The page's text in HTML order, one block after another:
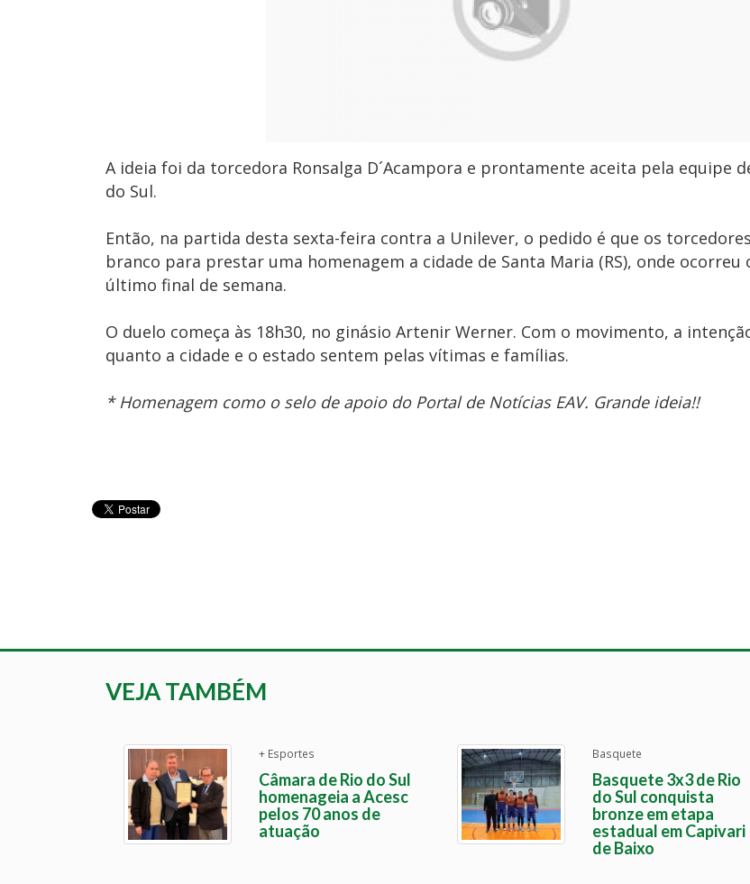
A ideia foi da torcedora Ronsalga D´Acampora e prontamente aceita pela equipe
do Sul.
Então, na partida desta sexta-feira contra a Unilever, o pedido é que os
branco para prestar uma homenagem a cidade de Santa Maria (RS), onde
último final de semana.
O duelo começa às 18h30, no ginásio Artenir Werner. Com o movimento, a
quanto a cidade e o estado sentem pelas vítimas e famílias.
* Homenagem como o selo de apoio do Portal de Notícias EAV. Grande ideia!!
VEJA TAMBÉM
+ Esportes
Câmara de Rio do Sul
homenageia a Acesc
pelos 70 anos de
atuação
Basquete
Basquete 3x3 de Rio
do Sul conquista
bronze em etapa
estadual em Capivari
de Baixo